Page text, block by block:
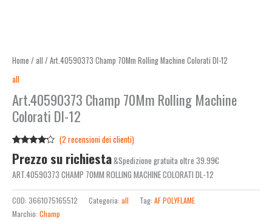
Home / all / Art.40590373 Champ 70Mm Rolling Machine Colorati Dl-12
all
Art.40590373 Champ 70Mm Rolling Machine
Colorati Dl-12
4.00su
base di
(2 recensioni dei clienti)
Prezzo su richiesta&Spedizione gratuita oltre 39.99€
ART.40590373 CHAMP 70MM ROLLING MACHINE COLORATI DL-12
COD: 3661075165512 Categoria: all Tag: AF POLYFLAME
Marchio: Champ